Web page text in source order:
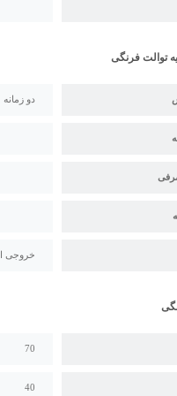
توالت فرنگی
دو زمانه
خروجی
70
40